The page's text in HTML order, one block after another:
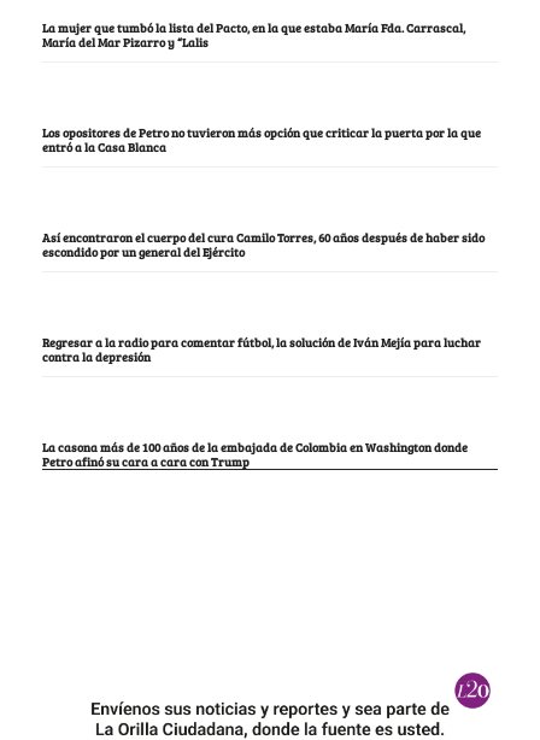
La mujer que tumbó la lista del Pacto, en la que estaba María Fda. Carrascal,
María del Mar Pizarro y “Lalis
Los opositores de Petro no tuvieron más opción que criticar la puerta por la que
entró a la Casa Blanca
Así encontraron el cuerpo del cura Camilo Torres, 60 años después de haber sido
escondido por un general del Ejército
Regresar a la radio para comentar fútbol, la solución de Iván Mejía para luchar
contra la depresión
La casona más de 100 años de la embajada de Colombia en Washington donde
Petro afinó su cara a cara con Trump